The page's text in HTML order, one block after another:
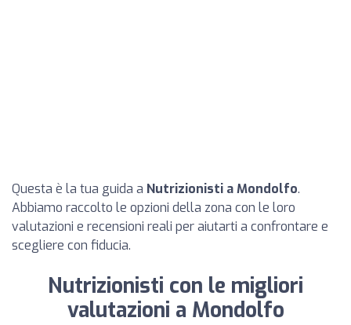
Questa è la tua guida a Nutrizionisti a Mondolfo.
Abbiamo raccolto le opzioni della zona con le loro
valutazioni e recensioni reali per aiutarti a confrontare e
scegliere con fiducia.
Nutrizionisti con le migliori
valutazioni a Mondolfo